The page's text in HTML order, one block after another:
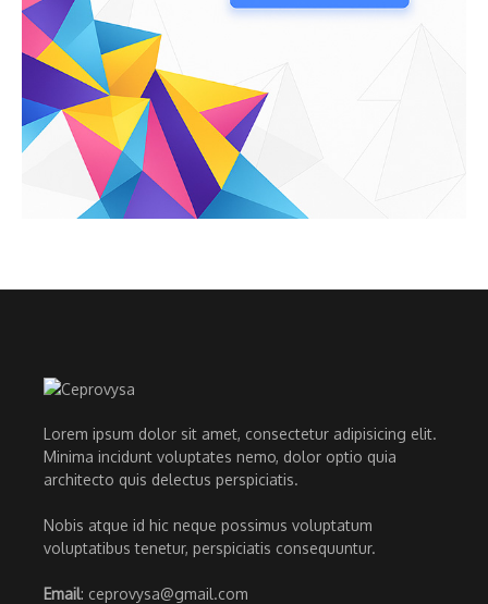
Lorem ipsum dolor sit amet, consectetur adipisicing elit.
Minima incidunt voluptates nemo, dolor optio quia
architecto quis delectus perspiciatis.
Nobis atque id hic neque possimus voluptatum
voluptatibus tenetur, perspiciatis consequuntur.
Email: ceprovysa@gmail.com